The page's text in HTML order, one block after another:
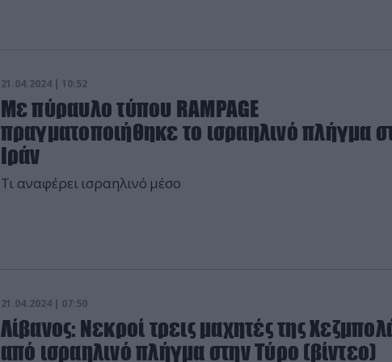
21.04.2024 | 10:52
Με πύραυλο τύπου RAMPAGE
πραγματοποιήθηκε το ισραηλινό πλήγμα
Ιράν
Τι αναφέρει ισραηλινό μέσο
21.04.2024 | 07:50
Λίβανος: Νεκροί τρεις μαχητές της
από ισραηλινό πλήγμα στην Τύρο (βίντεο)